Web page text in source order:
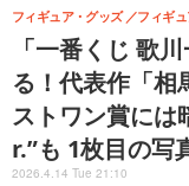
「一番くじ 歌
る！代表作「相
ストワン賞には
r.”も 1枚目の写
フィギュア・グッズ フィギ
2026.4.14 Tue 21:10